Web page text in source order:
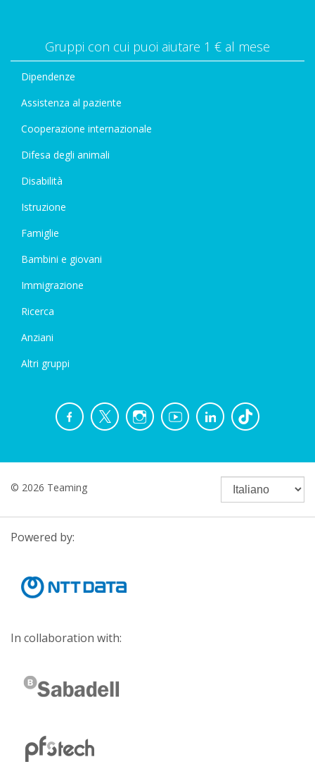
Gruppi con cui puoi aiutare 1 € al mese
Dipendenze
Assistenza al paziente
Cooperazione internazionale
Difesa degli animali
Disabilità
Istruzione
Famiglie
Bambini e giovani
Immigrazione
Ricerca
Anziani
Altri gruppi
© 2026 Teaming
Powered by:
In collaboration with: